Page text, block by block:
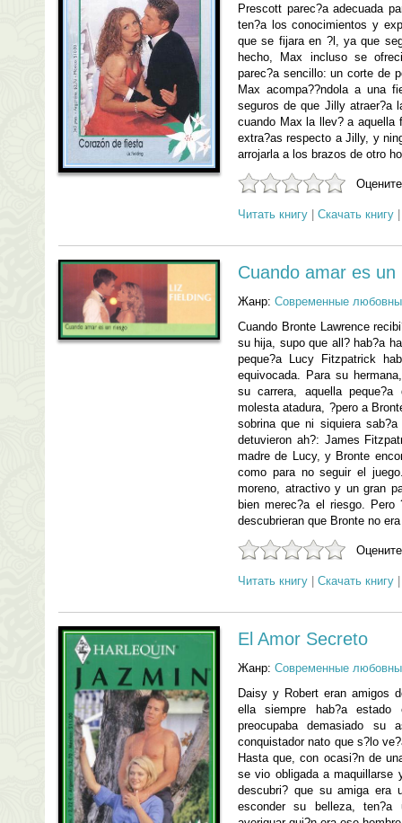
Prescott parec?a adecuada
ten?a los conocimientos y
que se fijara en ?l, ya que
hecho, Max incluso se
parec?a sencillo: un corte de
Max acompa??ndola a una
seguros de que Jilly atraer?a
cuando Max la llev? a aquella
extra?as respecto a Jilly, y
arrojarla a los brazos de otro
Читать книгу Скачать книгу
Cuando amar es un
Жанр: Современные
Cuando Bronte Lawrence
su hija, supo que all? hab?a
peque?a Lucy Fitzpatrick
equivocada. Para su
su carrera, aquella
molesta atadura, ?pero a
sobrina que ni siquiera
detuvieron ah?: James
madre de Lucy, y Bronte
como para no seguir el
moreno, atractivo y un gran
bien merec?a el riesgo.
descubrieran que Bronte no
Читать книгу Скачать книгу
El Amor Secreto
Жанр: Современные
Daisy y Robert eran amigos
ella siempre hab?a
preocupaba demasiado su
conquistador nato que s?lo
Hasta que, con ocasi?n de
se vio obligada a maquillarse
descubri? que su amiga era
esconder su belleza,